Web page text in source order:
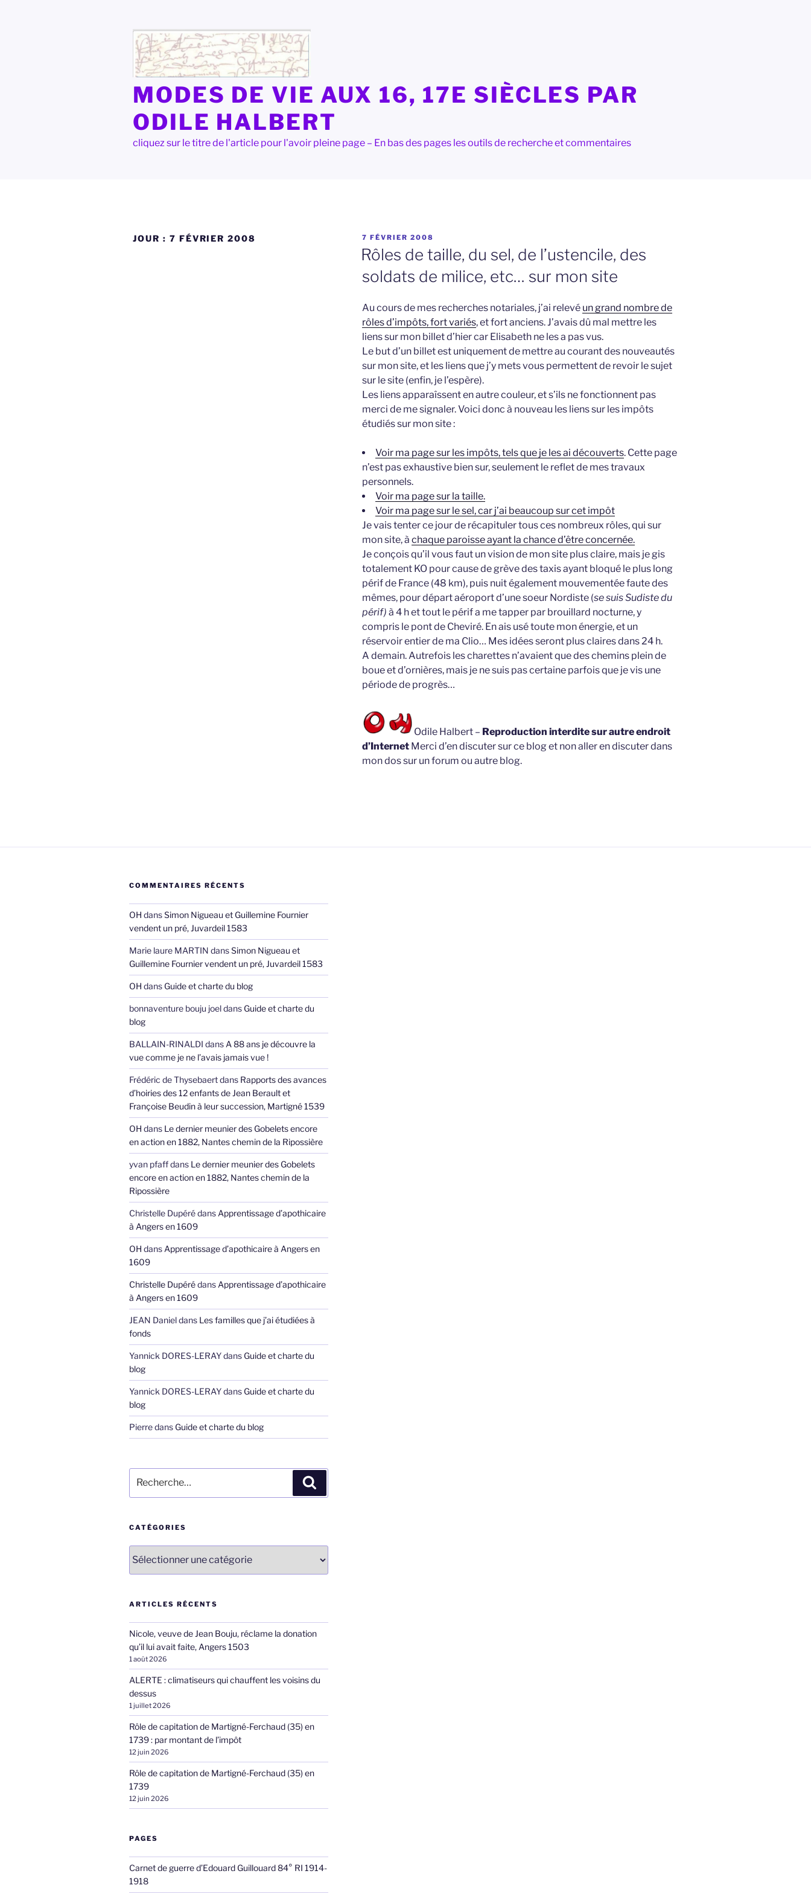
MODES DE VIE AUX 16, 17E SIÈCLES PAR
ODILE HALBERT
cliquez sur le titre de l'article pour l'avoir pleine page – En bas des pages les outils de recherche et commentaires
JOUR : 7 FÉVRIER 2008
PUBLIÉ
LE
7 FÉVRIER 2008
Rôles de taille, du sel, de l’ustencile, des
soldats de milice, etc… sur mon site
Au cours de mes recherches notariales, j’ai relevé un grand nombre de
rôles d’impôts, fort variés, et fort anciens. J’avais dû mal mettre les
liens sur mon billet d’hier car Elisabeth ne les a pas vus.
Le but d’un billet est uniquement de mettre au courant des nouveautés
sur mon site, et les liens que j’y mets vous permettent de revoir le sujet
sur le site (enfin, je l’espère).
Les liens apparaîssent en autre couleur, et s’ils ne fonctionnent pas
merci de me signaler. Voici donc à nouveau les liens sur les impôts
étudiés sur mon site :
Voir ma page sur les impôts, tels que je les ai découverts. Cette page
n’est pas exhaustive bien sur, seulement le reflet de mes travaux
personnels.
Voir ma page sur la taille.
Voir ma page sur le sel, car j’ai beaucoup sur cet impôt
Je vais tenter ce jour de récapituler tous ces nombreux rôles, qui sur
mon site, à chaque paroisse ayant la chance d’être concernée.
Je conçois qu’il vous faut un vision de mon site plus claire, mais je gis
totalement KO pour cause de grève des taxis ayant bloqué le plus long
périf de France (48 km), puis nuit également mouvementée faute des
mêmes, pour départ aéroport d’une soeur Nordiste (se suis Sudiste du
périf) à 4 h et tout le périf a me tapper par brouillard nocturne, y
compris le pont de Cheviré. En ais usé toute mon énergie, et un
réservoir entier de ma Clio… Mes idées seront plus claires dans 24 h.
A demain. Autrefois les charettes n’avaient que des chemins plein de
boue et d’ornières, mais je ne suis pas certaine parfois que je vis une
période de progrès…
Odile Halbert – Reproduction interdite sur autre endroit
d’Internet Merci d’en discuter sur ce blog et non aller en discuter dans
mon dos sur un forum ou autre blog.
COMMENTAIRES RÉCENTS
OH dansSimon Nigueau et Guillemine Fournier
vendent un pré, Juvardeil 1583
Marie laure MARTIN dansSimon Nigueau et
Guillemine Fournier vendent un pré, Juvardeil 1583
OH dans Guide et charte du blog
bonnaventure bouju joeldans Guide et charte du
blog
BALLAIN-RINALDI dans A 88 ans je découvre la
vue comme je ne l’avais jamais vue !
Frédéric de Thysebaertdans Rapports des avances
d’hoiries des 12 enfants de Jean Berault et
Françoise Beudin à leur succession, Martigné 1539
OH dans Le dernier meunier des Gobelets encore
en action en 1882, Nantes chemin de la Ripossière
yvan pfaffdans Le dernier meunier des Gobelets
encore en action en 1882, Nantes chemin de la
Ripossière
Christelle Dupérédans Apprentissage d’apothicaire
à Angers en 1609
OH dans Apprentissage d’apothicaire à Angers en
1609
Christelle Dupérédans Apprentissage d’apothicaire
à Angers en 1609
JEAN Danieldans Les familles que j’ai étudiées à
fonds
Yannick DORES-LERAYdans Guide et charte du
blog
Yannick DORES-LERAYdans Guide et charte du
blog
Pierredans Guide et charte du blog
pour
:
CATÉGORIES
ARTICLES RÉCENTS
Nicole, veuve de Jean Bouju, réclame la donation
qu’il lui avait faite, Angers 1503
1 août 2026
ALERTE : climatiseurs qui chauffent les voisins du
dessus
1 juillet 2026
Rôle de capitation de Martigné-Ferchaud (35) en
1739 : par montant de l’impôt
12 juin 2026
Rôle de capitation de Martigné-Ferchaud (35) en
1739
12 juin 2026
PAGES
Carnet de guerre d’Edouard Guillouard 84° RI 1914-
1918